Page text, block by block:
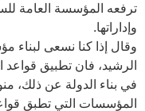
ترفعه المؤسسة العامة
وإداراتها.
وقال إذا كنا نسعى لبناء
الرشيد، فان تطبيق
في بناء الدولة عن ذلك،
المؤسسات التي تطبق